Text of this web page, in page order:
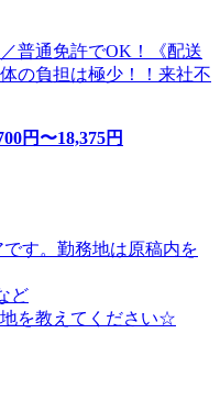
普通免許でOK！《配送
の負担は極少！！来社不
円〜18,375円
す。勤務地は原稿内を
ど
を教えてください☆